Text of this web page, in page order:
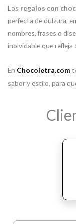
Los regalos con
perfecta de dulzura,
nombres, frases o
inolvidable que
En Chocoletra.com
sabor y estilo, para